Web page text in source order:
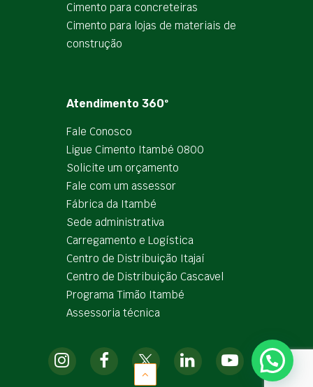
Cimento para concreteiras
Cimento para lojas de materiais de
construção
Atendimento 360º
Fale Conosco
Ligue Cimento Itambé 0800
Solicite um orçamento
Fale com um assessor
Fábrica da Itambé
Sede administrativa
Carregamento e Logística
Centro de Distribuição Itajaí
Centro de Distribuição Cascavel
Programa Timão Itambé
Assessoria técnica